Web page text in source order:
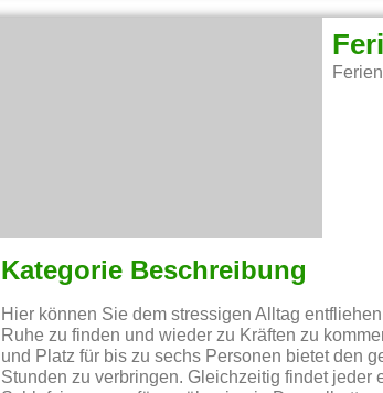
Kategorie Beschreibung
Hier können Sie dem stressigen Alltag
Ruhe zu finden und wieder zu Kräften zu
und Platz für bis zu sechs Personen bietet den
Stunden zu verbringen. Gleichzeitig findet